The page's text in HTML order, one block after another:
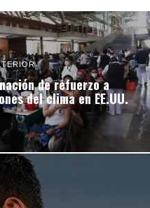
de refuerzo a
del clima en EE.UU.